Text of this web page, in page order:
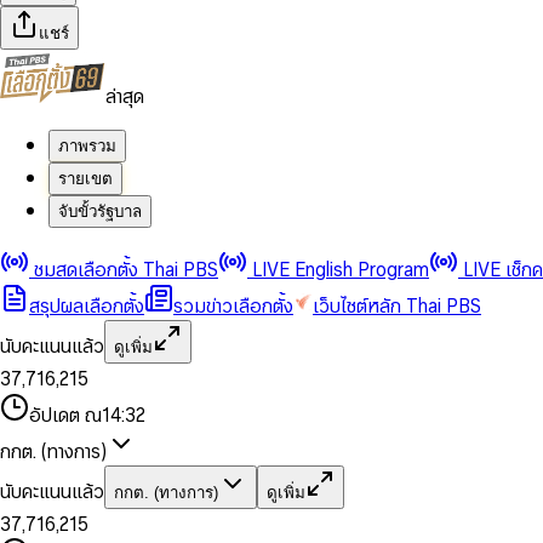
แชร์
ล่าสุด
ภาพรวม
รายเขต
จับขั้วรัฐบาล
ชมสดเลือกตั้ง Thai PBS LIVE English Program
LIVE เช็ก
สรุปผลเลือกตั้ง
รวมข่าวเลือกตั้ง
เว็บไซต์หลัก Thai PBS
นับคะแนนแล้ว
ดูเพิ่ม
0
1
2
3
4
5
6
8
9
2
3
4
5
6
7
8
9
,
0
2
4
6
7
8
9
0
1
2
3
4
5
6
7
8
1
3
5
6
7
8
9
,
1
2
4
5
7
8
9
0
1
3
4
6
7
8
0
2
3
4
5
7
8
อัปเดต ณ14:32
กกต. (ทางการ)
นับคะแนนแล้ว
กกต. (ทางการ) ดูเพิ่ม
0
1
2
3
0
1
2
4
5
6
7,
0
1
2
4
6
7
0
1
0
1
3
5
6,
1
2
0
1
0
2
3
4
5